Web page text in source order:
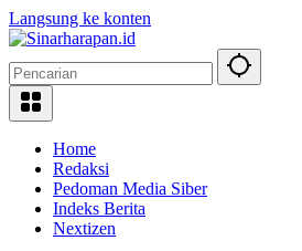
Langsung ke konten
Home
Redaksi
Pedoman Media Siber
Indeks Berita
Nextizen